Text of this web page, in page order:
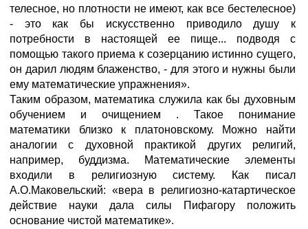
телесное, но плотности не имеют, как все бестелесное)
- это как бы искусственно приводило душу к
потребности в настоящей ее пище... подводя с
помощью такого приема к созерцанию истинно сущего,
он дарил людям блаженство, - для этого и нужны были
ему математические упражнения».
Таким образом, математика служила как бы духовным
обучением и очищением . Такое понимание
математики близко к платоновскому. Можно найти
аналогии с духовной практикой других религий,
например, буддизма. Математические элементы
входили в религиозную систему. Как писал
А.О.Маковельский: «вера в религиозно-катартическое
действие науки дала силы Пифагору положить
основание чистой математике».